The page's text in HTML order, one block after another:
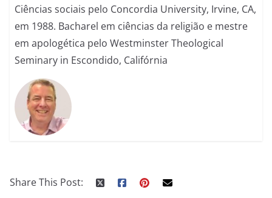
Ciências sociais pelo Concordia University, Irvine, CA,
em 1988. Bacharel em ciências da religião e mestre
em apologética pelo Westminster Theological
Seminary in Escondido, Califórnia
Share This Post: